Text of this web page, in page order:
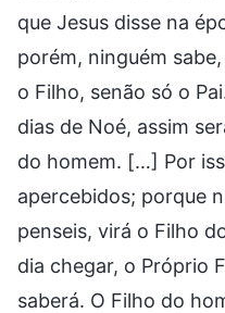
que Jesus disse na
porém, ninguém
o Filho, senão só o
dias de Noé, assim
do homem. […] Por
apercebidos; porque
penseis, virá o Filho
dia chegar, o Próprio
saberá. O Filho do